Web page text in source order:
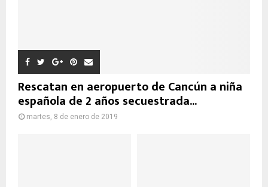
Rescatan en aeropuerto de Cancún a niña
española de 2 años secuestrada...
martes, 8 de enero de 2019